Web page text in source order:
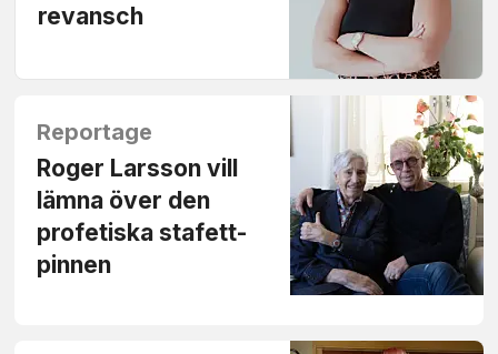
revansch
Reportage
Roger Larsson vill
lämna över den
profetiska stafett­
pinnen